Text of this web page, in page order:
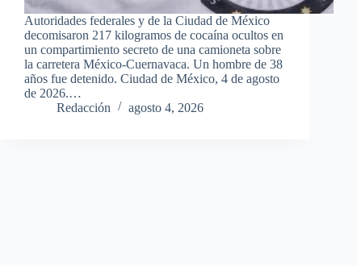
Autoridades federales y de la Ciudad de México
decomisaron 217 kilogramos de cocaína ocultos en
un compartimiento secreto de una camioneta sobre
la carretera México-Cuernavaca. Un hombre de 38
años fue detenido. Ciudad de México, 4 de agosto
de 2026.…
Redacción
agosto 4, 2026